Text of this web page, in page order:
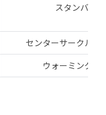
スタンバイ
センターサークルバ
ウォーミングア